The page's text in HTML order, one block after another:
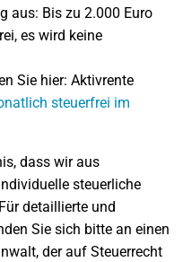
aus: Bis zu 2.000 Euro
es wird keine
Sie hier: Aktivrente
steuerfrei im
dass wir aus
steuerliche
detaillierte und
Sie sich bitte an einen
der auf Steuerrecht